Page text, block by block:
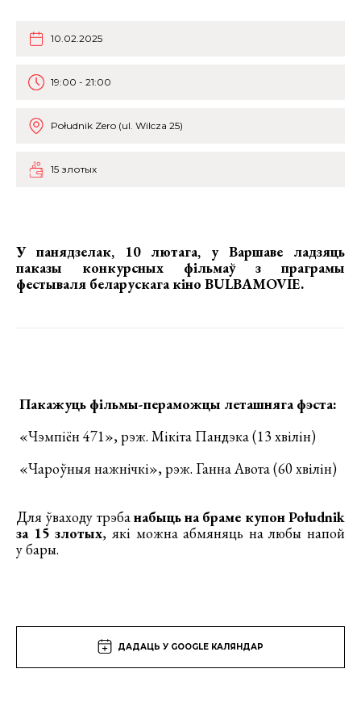
10.02.2025
19:00 - 21:00
Południk Zero (ul. Wilcza 25)
15 злотых
У панядзелак, 10 лютага, у Варшаве ладзяць
паказы конкурсных фільмаў з праграмы
фестываля беларускага кіно BULBAMOVIE.
Пакажуць фільмы-пераможцы леташняга фэста:
«Чэмпіён 471», рэж. Мікіта Пандэка (13 хвілін)
«Чароўныя нажнічкі», рэж. Ганна Авота (60 хвілін)
Для ўваходу трэбанабыць на браме купон Południk
за 15 злотых, які можна абмяняць на любы напой
у бары.
ДАДАЦЬ У GOOGLE КАЛЯНДАР